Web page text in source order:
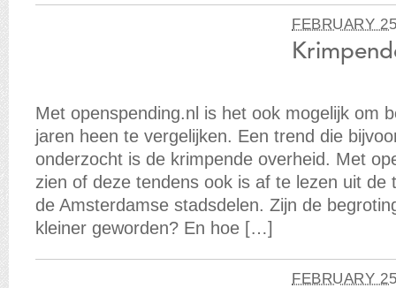
FEBRUARY
Met openspending.nl is het ook mogelijk om
jaren heen te vergelijken. Een trend die
onderzocht is de krimpende overheid. Met
zien of deze tendens ook is af te lezen uit de
de Amsterdamse stadsdelen. Zijn de
kleiner geworden? En hoe […]
FEBRUARY